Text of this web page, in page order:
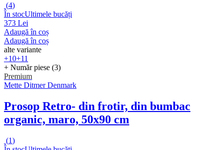
(4)
În stocUltimele bucăți
373 Lei
Adaugă în coș
Adaugă în coș
alte variante
+10+11
+ Număr piese (3)
Premium
Mette Ditmer Denmark
Prosop Retro- din frotir, din bumbac
organic, maro, 50x90 cm
(1)